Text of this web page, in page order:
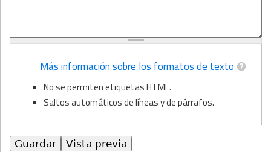
Más información sobre los formatos de texto
No se permiten etiquetas HTML.
Saltos automáticos de líneas y de párrafos.